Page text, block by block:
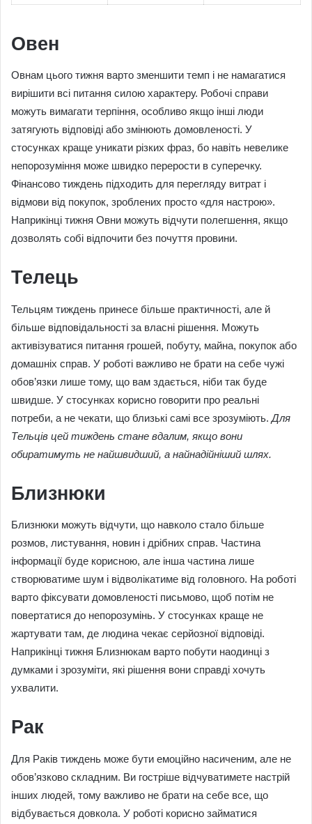
Овен
Овнам цього тижня варто зменшити темп і не намагатися
вирішити всі питання силою характеру. Робочі справи
можуть вимагати терпіння, особливо якщо інші люди
затягують відповіді або змінюють домовленості. У
стосунках краще уникати різких фраз, бо навіть невелике
непорозуміння може швидко перерости в суперечку.
Фінансово тиждень підходить для перегляду витрат і
відмови від покупок, зроблених просто «для настрою».
Наприкінці тижня Овни можуть відчути полегшення, якщо
дозволять собі відпочити без почуття провини.
Телець
Тельцям тиждень принесе більше практичності, але й
більше відповідальності за власні рішення. Можуть
активізуватися питання грошей, побуту, майна, покупок або
домашніх справ. У роботі важливо не брати на себе чужі
обов’язки лише тому, що вам здається, ніби так буде
швидше. У стосунках корисно говорити про реальні
потреби, а не чекати, що близькі самі все зрозуміють. Для
Тельців цей тиждень стане вдалим, якщо вони
обиратимуть не найшвидший, а найнадійніший шлях.
Близнюки
Близнюки можуть відчути, що навколо стало більше
розмов, листування, новин і дрібних справ. Частина
інформації буде корисною, але інша частина лише
створюватиме шум і відволікатиме від головного. На роботі
варто фіксувати домовленості письмово, щоб потім не
повертатися до непорозумінь. У стосунках краще не
жартувати там, де людина чекає серйозної відповіді.
Наприкінці тижня Близнюкам варто побути наодинці з
думками і зрозуміти, які рішення вони справді хочуть
ухвалити.
Рак
Для Раків тиждень може бути емоційно насиченим, але не
обов’язково складним. Ви гостріше відчуватимете настрій
інших людей, тому важливо не брати на себе все, що
відбувається довкола. У роботі корисно займатися